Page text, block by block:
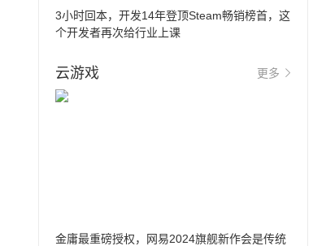
3小时回本，开发14年登顶Steam畅销榜首，这
个开发者再次给行业上课
云游戏 更多
金庸最重磅授权，网易2024旗舰新作会是传统